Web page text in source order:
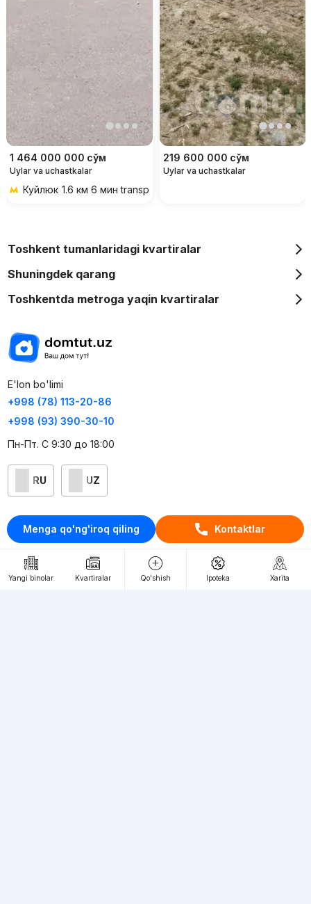
Menga qo'ng'iroq qiling Kontaktlar
1 464 000 000 сўм
Uylar va uchastkalar
Куйлюк 1.6 км 6 мин transportda
219 600 000 сўм
Uylar va uchastkalar
Yangi binolar Kvartiralar Qo'shish Ipoteka Xarita
Toshkent tumanlaridagi kvartiralar
Shuningdek qarang
Toshkentda metroga yaqin kvartiralar
E'lon bo'limi
+998 (78) 113-20-86
+998 (93) 390-30-10
Пн-Пт. С 9:30 до 18:00
RU UZ
Kontaktlar
loyiha haqida
Webnow © loyihasi